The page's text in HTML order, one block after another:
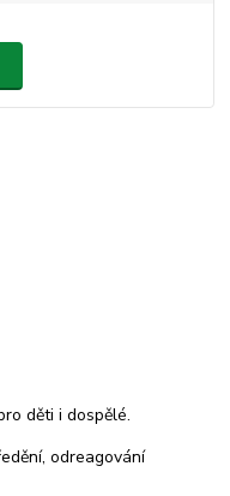
děti i dospělé.
odreagování